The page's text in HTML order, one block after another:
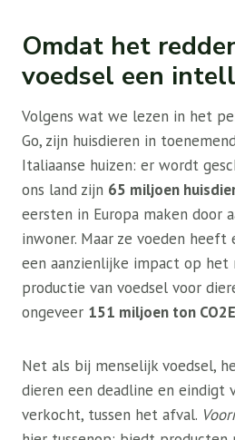
Omdat het
voedsel een
Volgens wat we lezen in het
Go, zijn huisdieren in
Italiaanse huizen: er wordt
ons land zijn 65 miljoen
eersten in Europa maken door
inwoner. Maar ze voeden
een aanzienlijke impact op
productie van voedsel voor
ongeveer 151 miljoen ton CO2E
Net als bij menselijk voedsel,
dieren een deadline en eindigt
verkocht, tussen het afval.